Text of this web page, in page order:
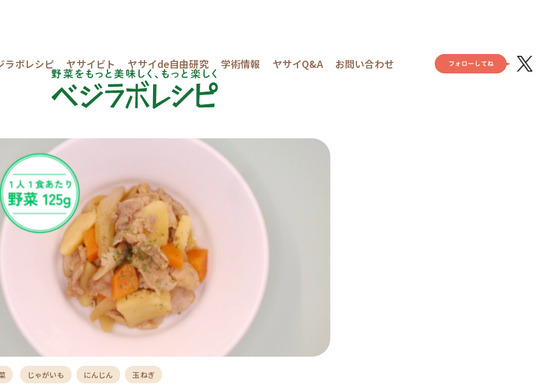
ラボレシピ ヤサイビト ヤサイde自由研究 学術情報 ヤサイQ&A お問い合わせ
じゃがいも にんじん 玉ねぎ